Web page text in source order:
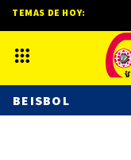
TEMAS DE HOY:
BEISBOL